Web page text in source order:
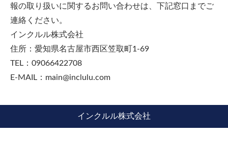
報の取り扱いに関するお問い合わせは、下記窓口までご
連絡ください。
インクルル株式会社
住所：愛知県名古屋市西区笠取町1-69
TEL：09066422708
E-MAIL：main@inclulu.com
インクルル株式会社